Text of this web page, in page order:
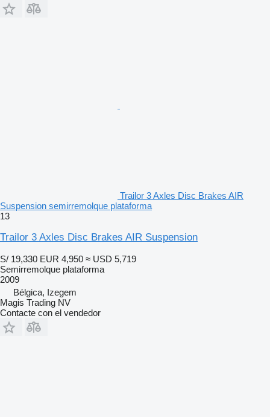
Trailor 3 Axles Disc Brakes AIR
Suspension semirremolque plataforma
13
Trailor 3 Axles Disc Brakes AIR Suspension
S/ 19,330 EUR 4,950 ≈ USD 5,719
Semirremolque plataforma
2009
Bélgica, Izegem
Magis Trading NV
Contacte con el vendedor